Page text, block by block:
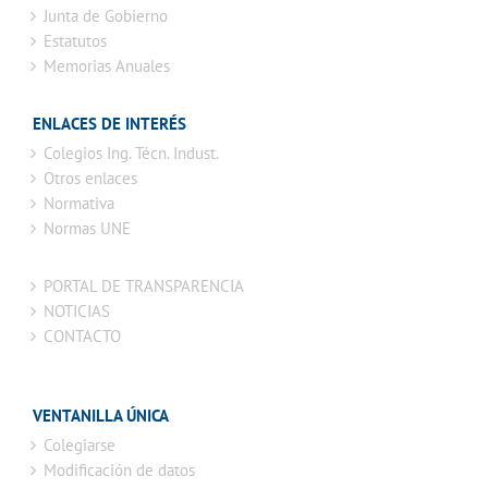
Junta de Gobierno
Estatutos
Memorias Anuales
ENLACES DE INTERÉS
Colegios Ing. Técn. Indust.
Otros enlaces
Normativa
Normas UNE
PORTAL DE TRANSPARENCIA
NOTICIAS
CONTACTO
VENTANILLA ÚNICA
Colegiarse
Modificación de datos